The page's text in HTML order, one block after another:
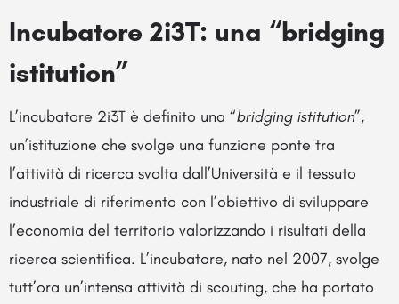
Incubatore 2i3T: una “bridging
istitution”
L’incubatore 2i3T è definito una “bridging istitution”,
un’istituzione che svolge una funzione ponte tra
l’attività di ricerca svolta dall’Università e il tessuto
industriale di riferimento con l’obiettivo di sviluppare
l’economia del territorio valorizzando i risultati della
ricerca scientifica. L’incubatore, nato nel 2007, svolge
tutt’ora un’intensa attività di scouting, che ha portato